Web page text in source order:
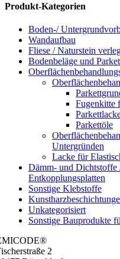
Produkt-Kategorien
Boden-/
Wandaufbau
Fliese / Naturstein
Bodenbeläge und
Fugenkitte
Parkettöle
Untergründen
Lacke für
Dämm- und Dichtstoffe
Entkopplungsplatten
Sonstige Klebstoffe
Unkategorisiert
Sonstige Bauprodukte
2